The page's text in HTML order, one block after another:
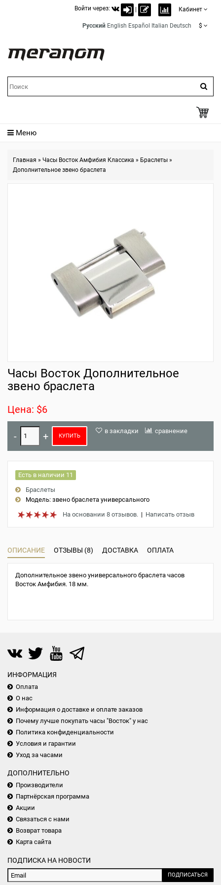
Войти через: Кабинет
Русский English Español Italian Deutsch $
Меню
Главная » Часы Восток Амфибия Классика » Браслеты »
Дополнительное звено браслета
Часы Восток Дополнительное
звено браслета
Цена: $6
КУПИТЬ
в закладки сравнение
Есть в наличии 11
Браслеты
Модель: звено браслета универсального
На основании 8 отзывов. | Написать отзыв
ОПИСАНИЕ ОТЗЫВЫ (8) ДОСТАВКА ОПЛАТА
Дополнительное звено универсального браслета часов
Восток Амфибия. 18 мм.
ИНФОРМАЦИЯ
Оплата
О нас
Информация о доставке и оплате заказов
Почему лучше покупать часы "Восток" у нас
Политика конфиденциальности
Условия и гарантии
Уход за часами
ДОПОЛНИТЕЛЬНО
Производители
Партнёрская программа
Акции
Связаться с нами
Возврат товара
Карта сайта
ПОДПИСКА НА НОВОСТИ
ПОДПИСАТЬСЯ